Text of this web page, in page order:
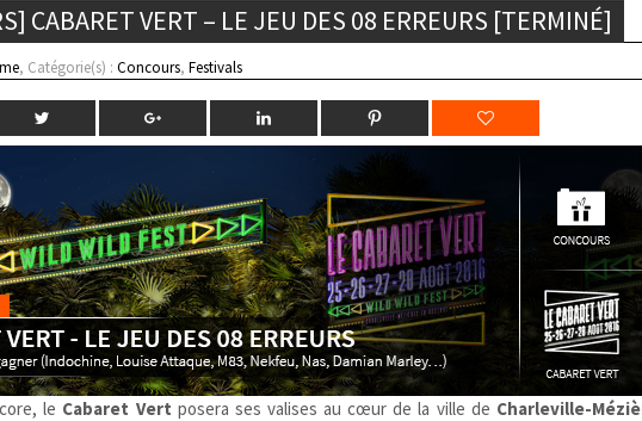
CABARET VERT – LE JEU DES 08 ERREURS [TERMINÉ]
, Catégorie(s) :Concours,Festivals
le Cabaret Vert posera ses valises au cœur de la ville de Charleville-